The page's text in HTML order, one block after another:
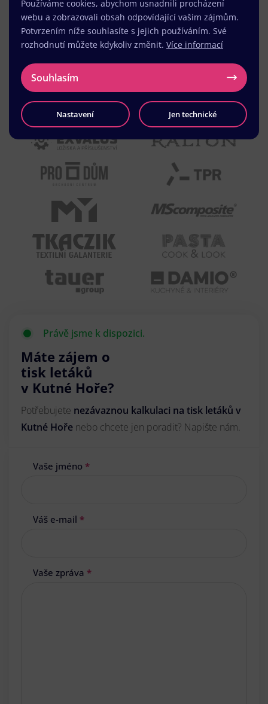
Právě jsme k dispozici.
Máte zájem o
tisk letáků
v Kutné Hoře?
Potřebujete nezávaznou kalkulaci na tisk letáků v
Kutné Hoře nebo chcete jen poradit? Napište nám.
Vaše jméno *
Váš e-mail *
Vaše zpráva *
Používáme cookies, abychom usnadnili procházení
webu a zobrazovali obsah odpovídající vašim zájmům.
Potvrzením níže souhlasíte s jejich používáním. Své
rozhodnutí můžete kdykoliv změnit. Více informací
Souhlasím
Nastavení Jen technické